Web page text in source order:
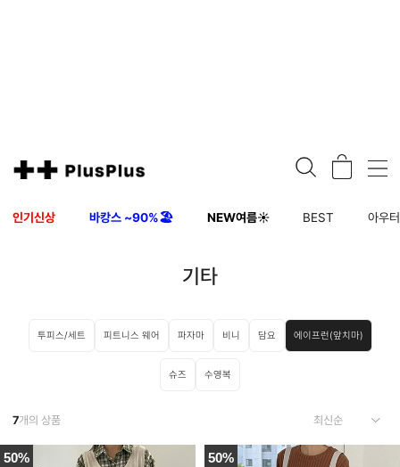
인기신상 바캉스 ~90%🏖️ NEW여름☀️ BEST 아우터
기타
투피스/세트 피트니스 웨어 파자마 비니 담요 에이프런(앞치마)
슈즈 수영복
7개의 상품
50% 50%